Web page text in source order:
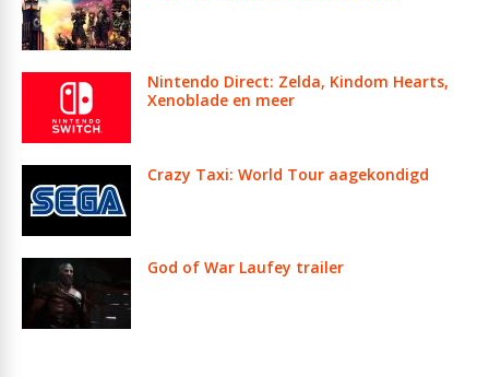
Nintendo Direct: Zelda, Kindom Hearts,
Xenoblade en meer
Crazy Taxi: World Tour aagekondigd
God of War Laufey trailer